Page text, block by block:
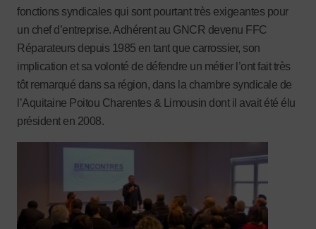
fonctions syndicales qui sont pourtant très exigeantes pour
un chef d’entreprise. Adhérent au GNCR devenu FFC
Réparateurs depuis 1985 en tant que carrossier, son
implication et sa volonté de défendre un métier l’ont fait très
tôt remarqué dans sa région, dans la chambre syndicale de
l’Aquitaine Poitou Charentes & Limousin dont il avait été élu
président en 2008.